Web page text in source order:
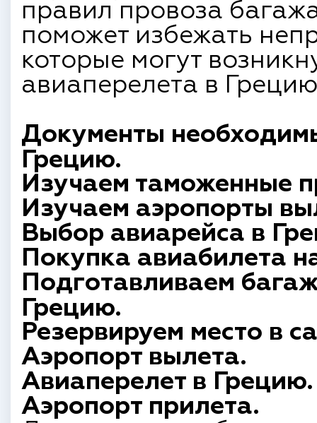
правил провоза
поможет избежать
которые могут
авиаперелета в
Документы
Грецию.
Изучаем таможенные
Изучаем аэропорты
Выбор авиарейса в
Покупка авиабилета
Подготавливаем
Грецию.
Резервируем место в
Аэропорт вылета.
Авиаперелет в Грецию.
Аэропорт прилета.